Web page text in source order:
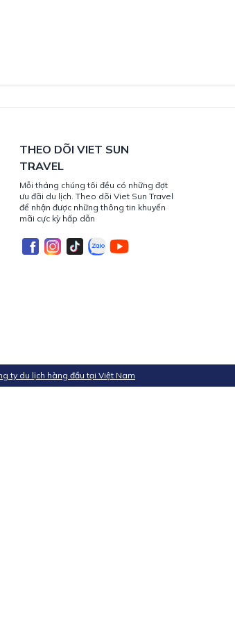
THEO DÕI VIET SUN
TRAVEL
Mỗi tháng chúng tôi đều có những đợt
ưu đãi du lịch. Theo dõi Viet Sun Travel
để nhận được những thông tin khuyến
mãi cực kỳ hấp dẫn
ty du lịch hàng đầu tại Việt Nam